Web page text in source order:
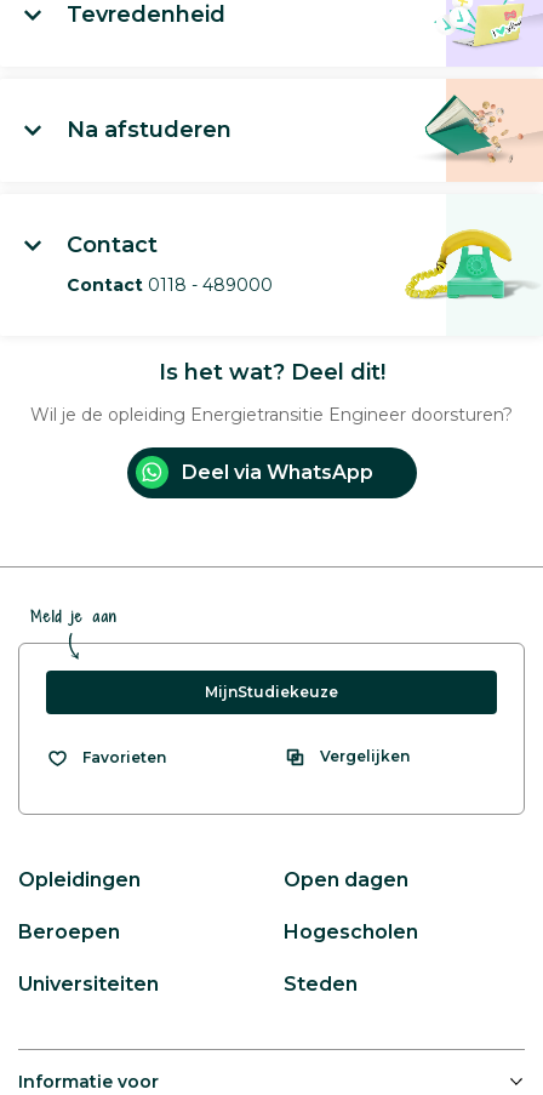
Tevredenheid
Na afstuderen
Contact
Contact 0118 - 489000
Is het wat? Deel dit!
Wil je de opleiding Energietransitie Engineer doorsturen?
Deel via WhatsApp
Meld je aan
MijnStudiekeuze
Favorieten Vergelijken
Opleidingen Open dagen
Beroepen Hogescholen
Universiteiten Steden
Informatie voor